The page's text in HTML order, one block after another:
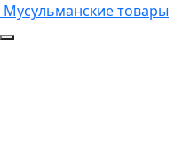
Мусульманские товары